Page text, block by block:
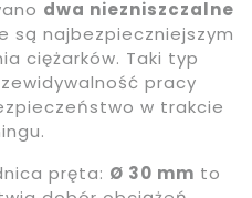
dwa niezniszczalne
są najbezpieczniejszym
ciężarków. Taki typ
pracy
w trakcie
pręta: Ø 30 mm to